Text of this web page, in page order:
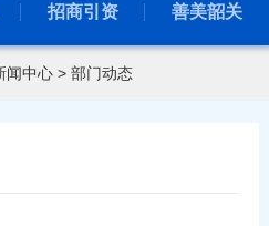
招商引资 善美韶关
闻中心> 部门动态